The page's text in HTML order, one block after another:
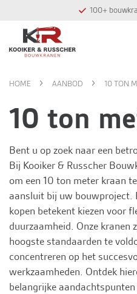
100+
HOME AANBOD 10 TON
10 ton
Bent u op zoek naar een
Bij Kooiker & Russcher
om een 10 ton meter kraan
aansluit bij uw bouwproject.
kopen betekent kiezen voor
duurzaamheid. Onze kranen
hoogste standaarden te
concentreren op het
werkzaamheden. Ontdek
belangrijke